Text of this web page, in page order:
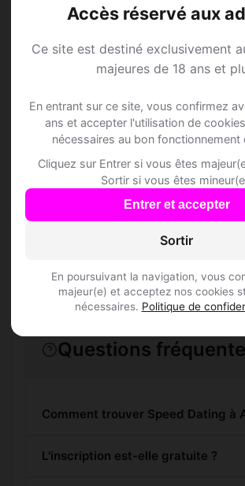
Accès réservé aux
Ce site est destiné exclusivement
majeures de 18 ans et
En entrant sur ce site, vous confirmez
ans et accepter l'utilisation de
nécessaires au bon fonctionnement
Cliquez sur Entrer si vous êtes
Sortir si vous êtes
Entrer et accepter
Sortir
En poursuivant la navigation, vous
majeur(e) et acceptez nos cookies
nécessaires. Politique de
Speed Dating
Alluyes
Rejoins les membres de
alentours !
S'inscrire gratuitement
Questions
Comment trouver Speed Dating à
L'inscription est-elle gratuite ?